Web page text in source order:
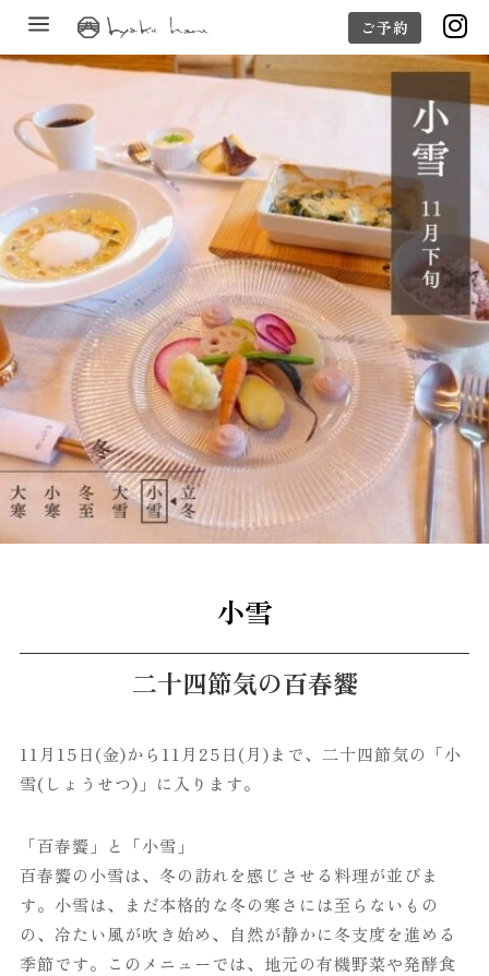
a ご予約 
小雪
二十四節気の百春饗
11月15日(金)から11月25日(月)まで、二十四節気の「小
雪(しょうせつ)」に入ります。
「百春饗」と「小雪」
百春饗の小雪は、冬の訪れを感じさせる料理が並びま
す。小雪は、まだ本格的な冬の寒さには至らないもの
の、冷たい風が吹き始め、自然が静かに冬支度を進める
季節です。このメニューでは、地元の有機野菜や発酵食